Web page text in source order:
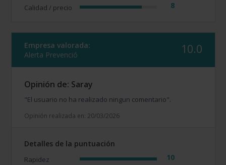
Calidad / precio 8
Empresa valorada:
Alerta Prevenció
10.0
Opinión de: Saray
"El usuario no ha realizado ningun comentario".
Opinión realizada en: 20/03/2026
Detalles de la puntuación
Rapidez 10